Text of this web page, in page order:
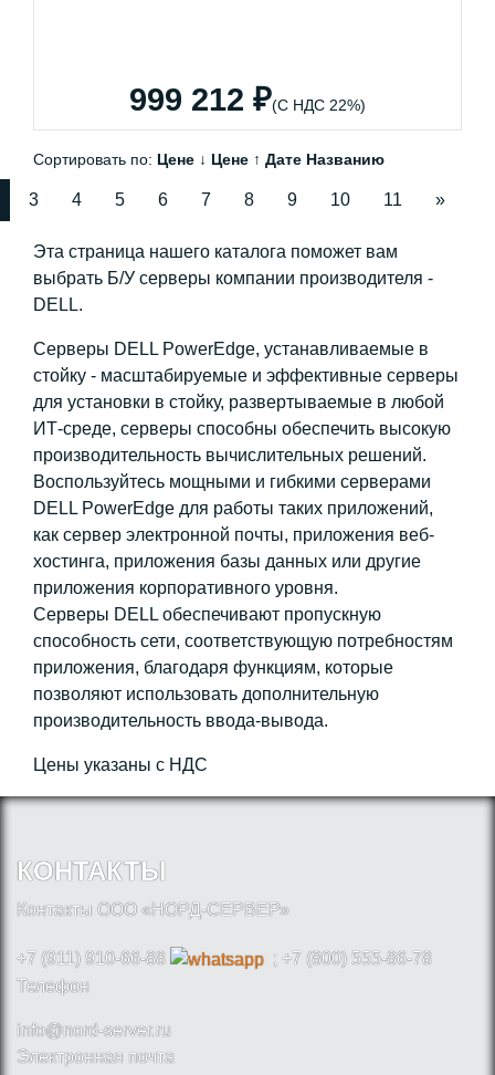
999 212 ₽(С НДС 22%)
Сортировать по: Цене ↓ Цене ↑ Дате Названию
3 4 5 6 7 8 9 10 11 »
Эта страница нашего каталога поможет вам
выбрать Б/У серверы компании производителя -
DELL.
Серверы DELL PowerEdge, устанавливаемые в
стойку - масштабируемые и эффективные серверы
для установки в стойку, развертываемые в любой
ИТ-среде, серверы способны обеспечить высокую
производительность вычислительных решений.
Воспользуйтесь мощными и гибкими серверами
DELL PowerEdge для работы таких приложений,
как сервер электронной почты, приложения веб-
хостинга, приложения базы данных или другие
приложения корпоративного уровня.
Серверы DELL обеспечивают пропускную
способность сети, соответствующую потребностям
приложения, благодаря функциям, которые
позволяют использовать дополнительную
производительность ввода-вывода.
Цены указаны с НДС
КОНТАКТЫ
Контакты ООО «НОРД-СЕРВЕР»
+7 (911) 910-66-88
; +7 (800) 555-86-78
Телефон
info@nord-server.ru
Электронная почта